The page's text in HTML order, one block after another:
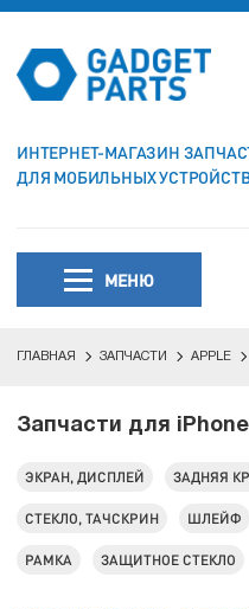
ИНТЕРНЕТ-МАГАЗИН
ДЛЯ МОБИЛЬНЫХ
МЕНЮ
ГЛАВНАЯ ЗАПЧАСТИ APPLE
Запчасти для
ЭКРАН, ДИСПЛЕЙ ЗАДНЯЯ
СТЕКЛО, ТАЧСКРИН ШЛЕЙФ
РАМКА ЗАЩИТНОЕ СТЕКЛО